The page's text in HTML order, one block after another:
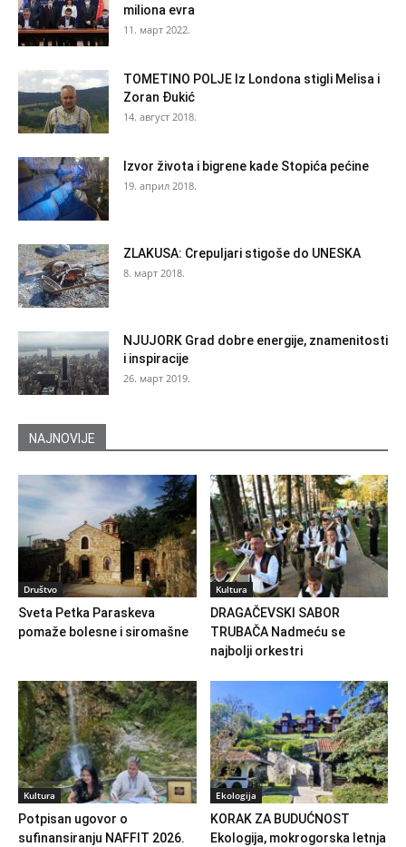
miliona evra
11. март 2022.
TOMETINO POLJE Iz Londona stigli Melisa i
Zoran Đukić
14. август 2018.
Izvor života i bigrene kade Stopića pećine
19. април 2018.
ZLAKUSA: Crepuljari stigoše do UNESKA
8. март 2018.
NJUJORK Grad dobre energije, znamenitosti
i inspiracije
26. март 2019.
NAJNOVIJE
Društvo
Sveta Petka Paraskeva
pomaže bolesne i siromašne
Kultura
DRAGAČEVSKI SABOR
TRUBAČA Nadmeću se
najbolji orkestri
Kultura
Potpisan ugovor o
sufinansiranju NAFFIT 2026.
Ekologija
KORAK ZA BUDUĆNOST
Ekologija, mokrogorska letnja